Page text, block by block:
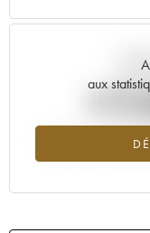
aux
Tendance à la